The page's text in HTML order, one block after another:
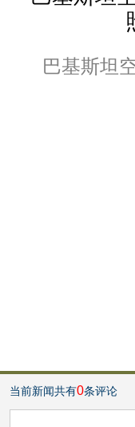
巴基斯坦
当前新闻共有0条评论